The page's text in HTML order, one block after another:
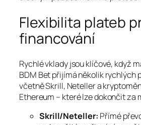
Flexibilita plateb
financování
Rychlé vklady jsou klíčové, když
BDM Bet přijímá několik rychlých
včetně Skrill, Neteller a
Ethereum – které lze dokončit za
Skrill/Neteller: Přímé